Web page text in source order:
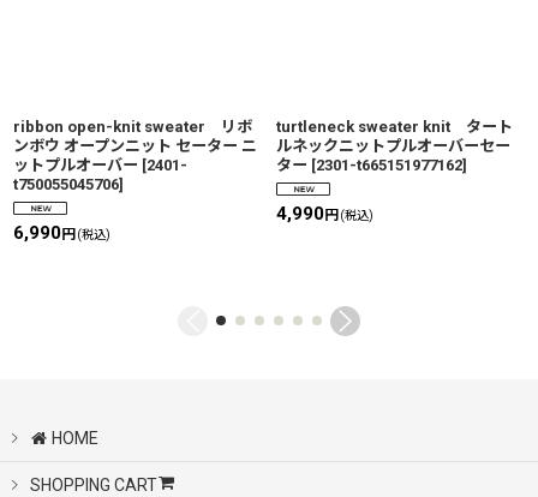
ribbon open-knit sweater リボ
ンボウ オープンニット セーター ニ
ットプルオーバー [2401-
t750055045706]
6,990円 (税込)
turtleneck sweater knit タート
ルネックニットプルオーバーセー
ター [2301-t665151977162]
4,990円 (税込)
HOME
SHOPPING CART